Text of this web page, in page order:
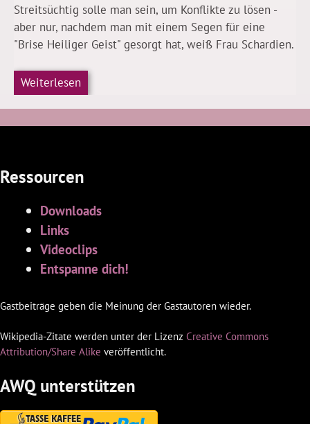
Streitsüchtig solle man sein, um Konflikte zu lösen -
aber nur, nachdem man mit einem Segen für eine
"Brise Heiliger Geist" gesorgt hat, weiß Frau Schardien.
Weiterlesen
Ressourcen
Downloads
Links
Videoclips
Entspanne dich!
Gastbeiträge geben die Meinung der Gastautoren wieder.
Wikipedia-Zitate werden unter der Lizenz Creative Commons
Attribution/Share Alike veröffentlicht.
AWQ unterstützen